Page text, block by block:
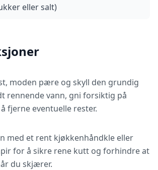
eller salt)
moden pære og skyll den grundig
rennende vann, gni forsiktig på
fjerne eventuelle rester.
med et rent kjøkkenhåndkle eller
for å sikre rene kutt og forhindre at
du skjærer.